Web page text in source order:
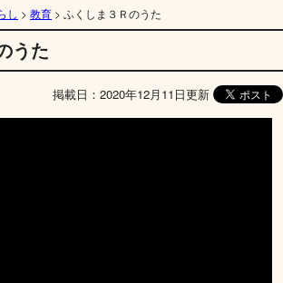
し > 教育 > ふくしま３Ｒのうた
うた
掲載日：2020年12月11日更新